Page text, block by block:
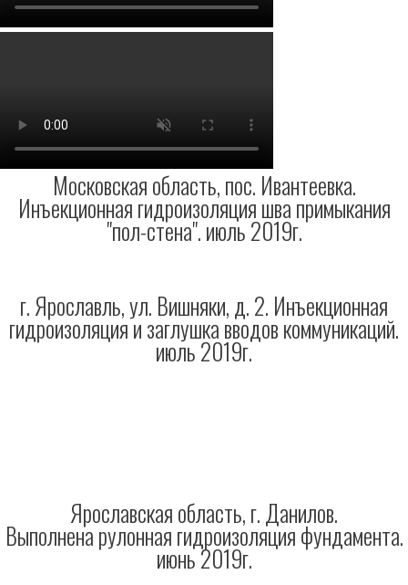
Московская область, пос. Ивантеевка.
Инъекционная гидроизоляция шва примыкания
"пол-стена". июль 2019г.
г. Ярославль, ул. Вишняки, д. 2. Инъекционная
гидроизоляция и заглушка вводов коммуникаций.
июль 2019г.
Ярославская область, г. Данилов.
Выполнена рулонная гидроизоляция фундамента.
июнь 2019г.